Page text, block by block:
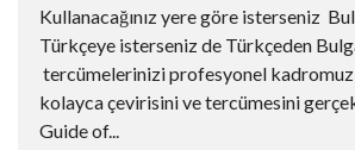
Kullanacağınız yere göre isterseniz
Türkçeye isterseniz de Türkçeden
tercümelerinizi profesyonel kadromuz
kolayca çevirisini ve tercümesini
Guide of...